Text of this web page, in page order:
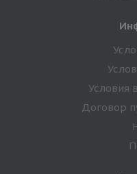
Условия
Договор